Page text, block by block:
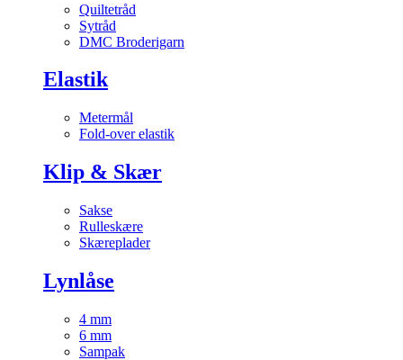
Quiltetråd
Sytråd
DMC Broderigarn
Elastik
Metermål
Fold-over elastik
Klip & Skær
Sakse
Rulleskære
Skæreplader
Lynlåse
4 mm
6 mm
Sampak